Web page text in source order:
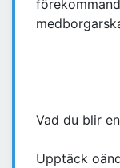
Vad du blir
Upptäck